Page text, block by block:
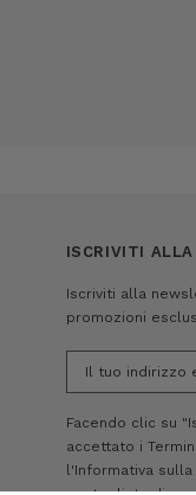
ISCRIVITI
Iscriviti alla
promozioni
Facendo clic su
accettato i
l'Informativa sulla